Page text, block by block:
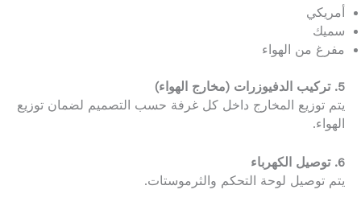
أمريكي
سميك
مفرغ من الهواء
5. تركيب الدفيوزرات (مخارج الهواء)
يتم توزيع المخارج داخل كل غرفة حسب التصميم لضمان توزيع
الهواء.
6. توصيل الكهرباء
يتم توصيل لوحة التحكم والثرموستات.